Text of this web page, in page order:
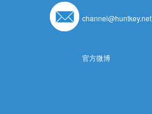
channel@huntkey.net
官方微博